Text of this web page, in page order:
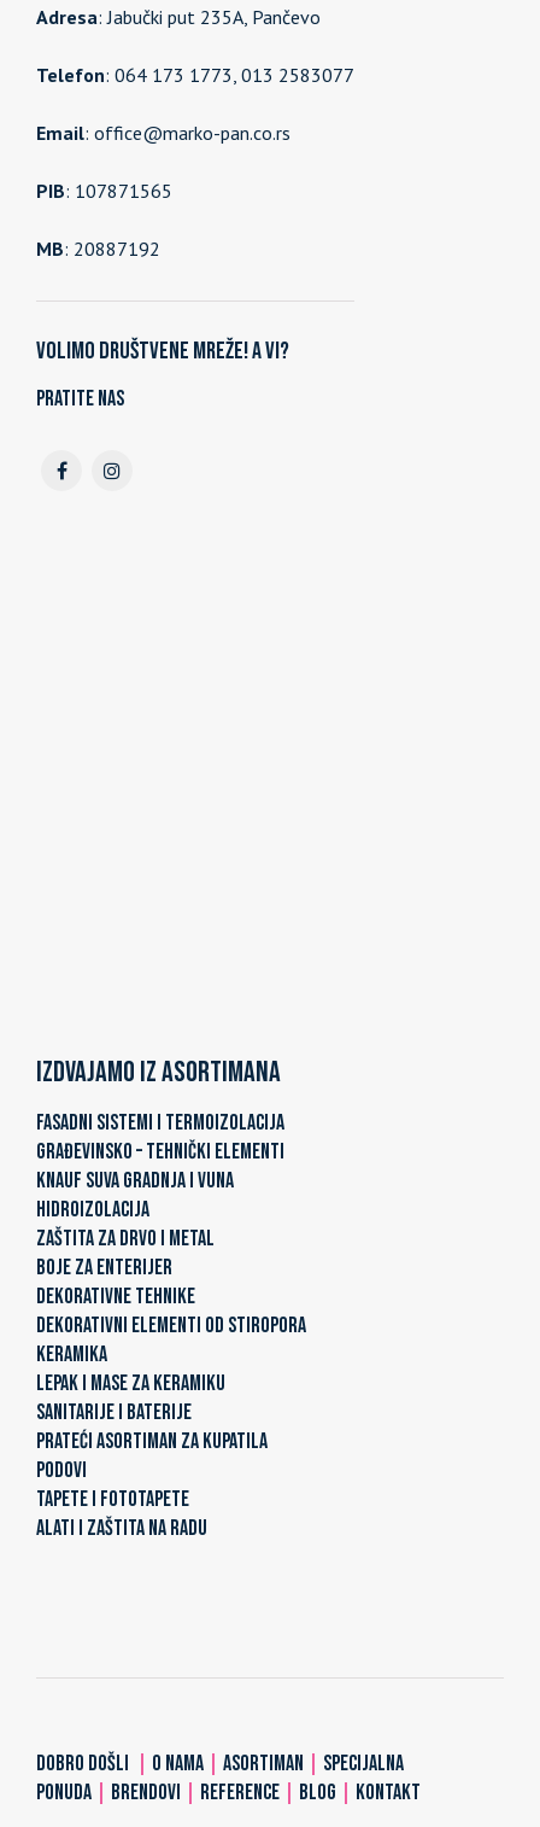
Adresa: Jabučki put 235A, Pančevo
Telefon: 064 173 1773, 013 2583077
Email: office@marko-pan.co.rs
PIB: 107871565
MB: 20887192
Volimo društvene mreže! A vi?
Pratite nas
Izdvajamo iz asortimana
FASADNI SISTEMI I TERMOIZOLACIJA
GRAĐEVINSKO – TEHNIČKI ELEMENTI
KNAUF SUVA GRADNJA I VUNA
HIDROIZOLACIJA
ZAŠTITA ZA DRVO I METAL
BOJE ZA ENTERIJER
DEKORATIVNE TEHNIKE
DEKORATIVNI ELEMENTI OD STIROPORA
KERAMIKA
LEPAK I MASE ZA KERAMIKU
SANITARIJE I BATERIJE
PRATEĆI ASORTIMAN ZA KUPATILA
PODOVI
TAPETE I FOTOTAPETE
ALATI I ZAŠTITA NA RADU
DOBRO DOŠLI O NAMA ASORTIMAN
SPECIJALNA
PONUDA
BRENDOVI REFERENCE BLOG KONTAKT